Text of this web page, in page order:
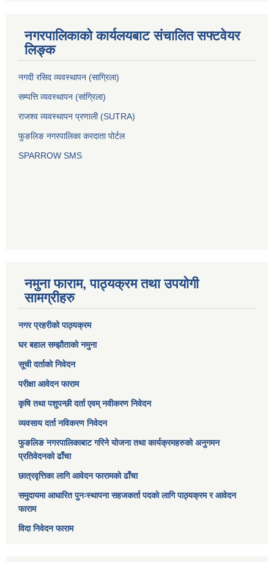
नगरपालिकाको कार्यलयबाट संचालित सफ्टवेयर
लिङ्क
नगदी रसिद व्यवस्थापन (साग्रिला)
सम्पत्ति व्यवस्थापन (सांग्रिला)
राजश्व व्यवस्थापन प्रणाली (SUTRA)
फुङलिङ नगरपालिका करदाता पोर्टल
SPARROW SMS
नमुना फाराम, पाठ्यक्रम तथा उपयोगी
सामग्रीहरु
नगर प्रहरीको पाठ्यक्रम
घर बहाल सम्झौताको नमुना
सूची दर्ताको निवेदन
परीक्षा आवेदन फाराम
कृषि तथा पशुपन्छी दर्ता एवम् नवीकरण निवेदन
व्यवसाय दर्ता नविकरण निवेदन
फुङलिङ नगरपालिकाबाट गरिने योजना तथा कार्यक्रमहरुको अनुगमन
प्रतिवेदनको ढाँचा
छात्रवृत्तिका लागि आवेदन फारामको ढाँचा
समुदायमा आधारित पुनःस्थापना सहजकर्ता पदको लागि पाठ्यक्रम र आवेदन
फाराम
विदा निवेदन फाराम